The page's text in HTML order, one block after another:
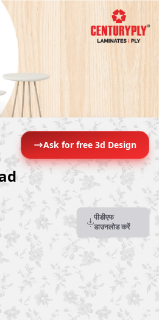
Ask for free 3d Design
पीडीएफ
डाउनलोड करें